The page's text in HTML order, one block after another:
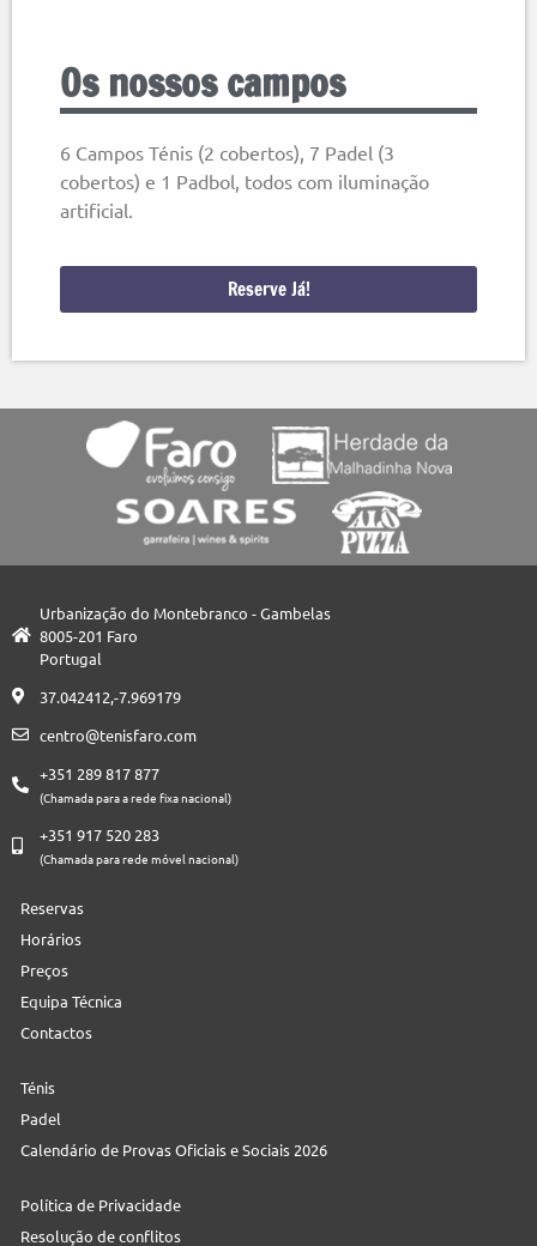
Os nossos campos
6 Campos Ténis (2 cobertos), 7 Padel (3
cobertos) e 1 Padbol, todos com iluminação
artificial.
Reserve Já!
Urbanização do Montebranco - Gambelas
8005-201 Faro
Portugal
37.042412,-7.969179
centro@tenisfaro.com
+351 289 817 877
(Chamada para a rede fixa nacional)
+351 917 520 283
(Chamada para rede móvel nacional)
Reservas
Horários
Preços
Equipa Técnica
Contactos
Ténis
Padel
Calendário de Provas Oficiais e Sociais 2026
Política de Privacidade
Resolução de conflitos